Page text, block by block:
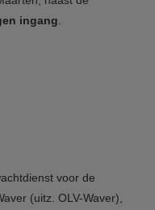
ingang
voor de
(uitz. OLV-Waver),